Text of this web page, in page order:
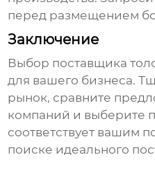
перед размещением
Заключение
Выбор поставщика
для вашего бизнеса.
рынок, сравните
компаний и выберите
соответствует вашим
поиске идеального